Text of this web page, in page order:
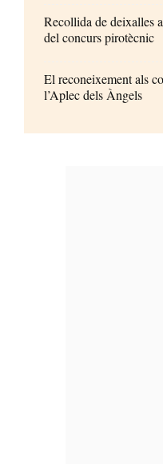
Recollida de deixalles
del concurs pirotècnic
El reconeixement als
l’Aplec dels Àngels